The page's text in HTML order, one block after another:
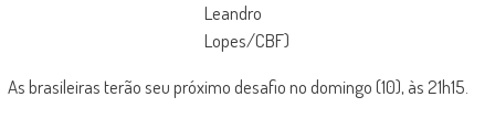
Leandro
Lopes/CBF)
As brasileiras terão seu próximo desafio no domingo (10), às 21h15.